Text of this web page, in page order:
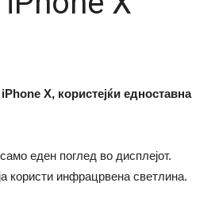
X, користејќи едноставна
еден поглед во дисплејот.
користи инфрацрвена светлина.